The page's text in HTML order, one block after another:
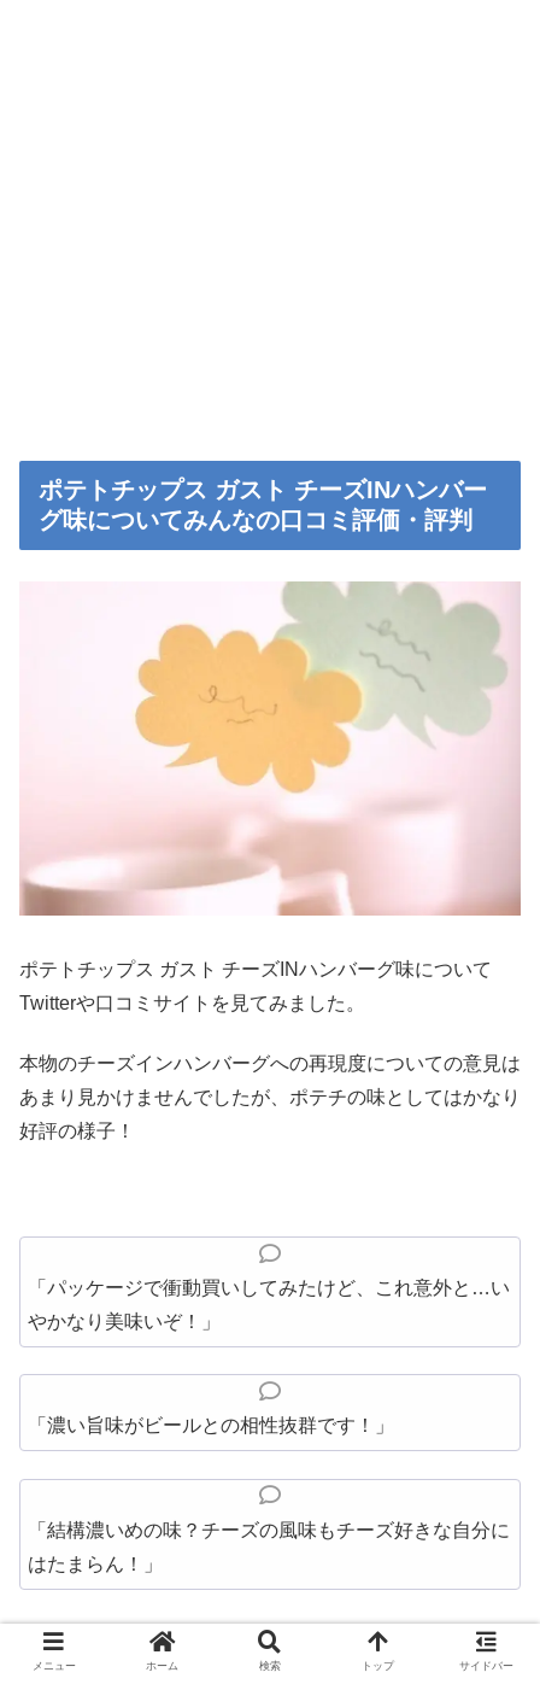
ポテトチップス ガスト チーズINハンバー
グ味についてみんなの口コミ評価・評判
ポテトチップス ガスト チーズINハンバーグ味について
Twitterや口コミサイトを見てみました。
本物のチーズインハンバーグへの再現度についての意見は
あまり見かけませんでしたが、ポテチの味としてはかなり
好評の様子！
「パッケージで衝動買いしてみたけど、これ意外と…い
やかなり美味いぞ！」
「濃い旨味がビールとの相性抜群です！」
「結構濃いめの味？チーズの風味もチーズ好きな自分に
はたまらん！」
メニュー ホーム 検索 トップ サイドバー